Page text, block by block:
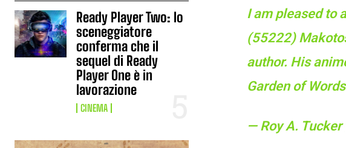
Ready Player Two: lo
sceneggiatore
conferma che il
sequel di Ready
Player One è in
lavorazione
CINEMA
I am pleased to
(55222)
author. His
Garden of
— Roy A.